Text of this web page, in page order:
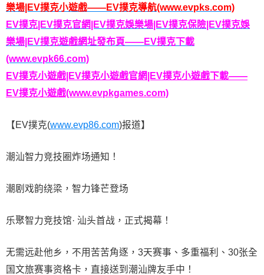
樂場|EV撲克小遊戲——EV撲克導航(www.evpks.com)
EV撲克|EV撲克官網|EV撲克娛樂場|EV撲克保險|EV撲克娛
樂場|EV撲克遊戲網址發布頁——EV撲克下載
(www.evpk66.com)
EV撲克小遊戲|EV撲克小遊戲官網|EV撲克小遊戲下載——
EV撲克小遊戲(www.evpkgames.com)
【EV撲克(www.evp86.com)报道】
潮汕智力竞技圈炸场通知！
潮剧戏韵绕梁，智力锋芒登场
乐聚智力竞技馆· 汕头首战，正式揭幕！
无需远赴他乡，不用苦苦角逐，3天赛事、多重福利、30张全
国文旅赛事资格卡，直接送到潮汕牌友手中！